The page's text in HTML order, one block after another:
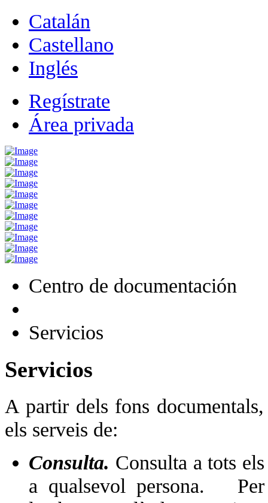
Catalán
Castellano
Inglés
Regístrate
Área privada
Centro de documentación
Servicios
Servicios
A partir dels fons
els serveis de:
Consulta. Consulta a tots
a qualsevol persona. Per